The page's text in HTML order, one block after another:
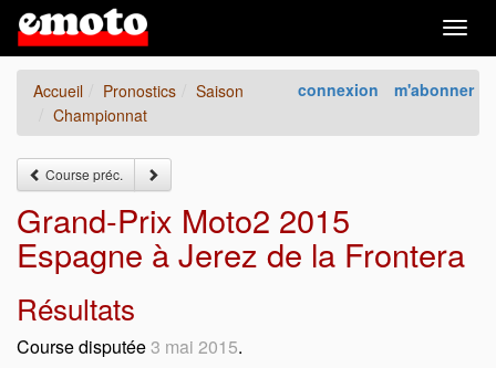
connexion m'abonner
Accueil Pronostics
Saison
Championnat
Course préc.
Grand-Prix Moto2 2015
Espagne à Jerez de la Frontera
Résultats
Course disputée3 mai 2015.